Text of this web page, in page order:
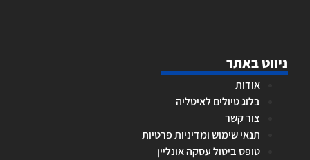
ניווט באתר
אודות
בלוג טיולים לאיטליה
צור קשר
תנאי שימוש ומדיניות פרטיות
טופס ביטול עסקה אונליין